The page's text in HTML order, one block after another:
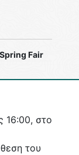
Fair
16:00, στο
του